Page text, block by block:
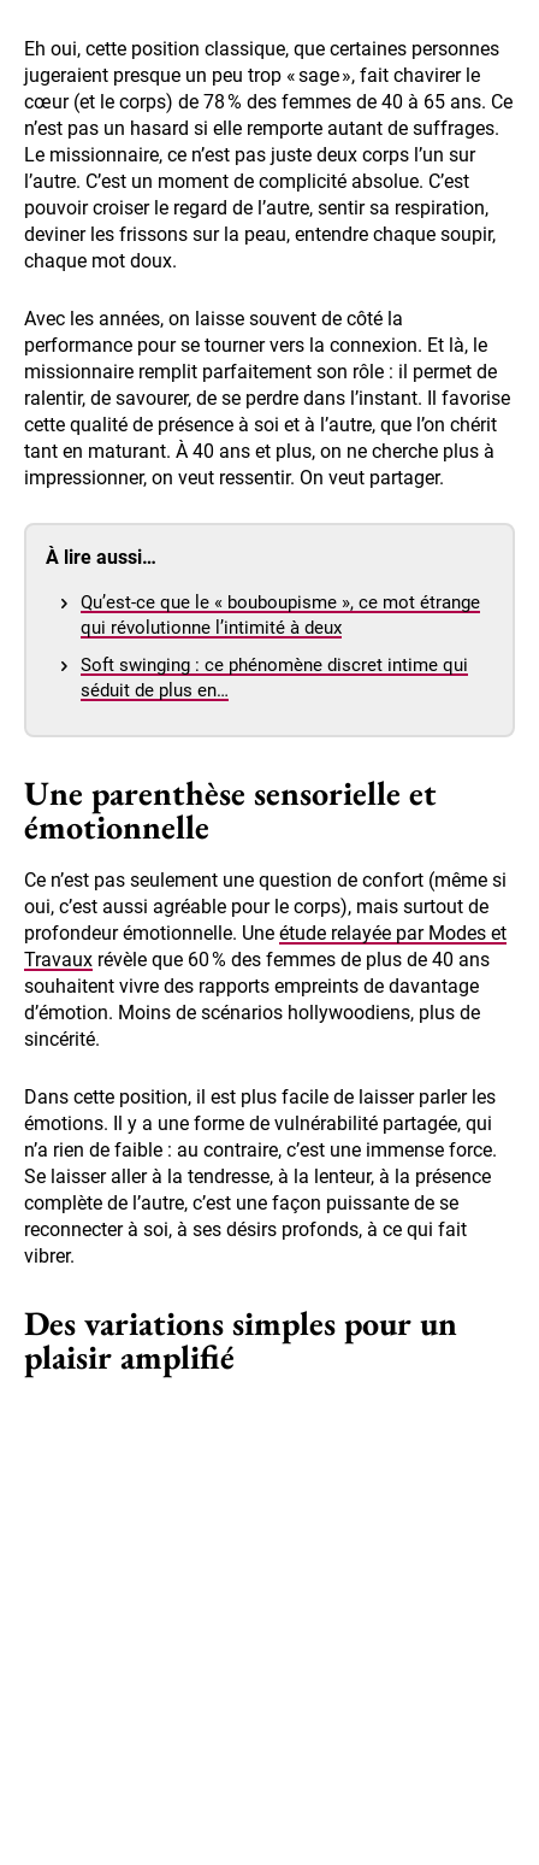
Eh oui, cette position classique, que certaines personnes
jugeraient presque un peu trop « sage », fait chavirer le
cœur (et le corps) de 78 % des femmes de 40 à 65 ans. Ce
n’est pas un hasard si elle remporte autant de suffrages.
Le missionnaire, ce n’est pas juste deux corps l’un sur
l’autre. C’est un moment de complicité absolue. C’est
pouvoir croiser le regard de l’autre, sentir sa respiration,
deviner les frissons sur la peau, entendre chaque soupir,
chaque mot doux.
Avec les années, on laisse souvent de côté la
performance pour se tourner vers la connexion. Et là, le
missionnaire remplit parfaitement son rôle : il permet de
ralentir, de savourer, de se perdre dans l’instant. Il favorise
cette qualité de présence à soi et à l’autre, que l’on chérit
tant en maturant. À 40 ans et plus, on ne cherche plus à
impressionner, on veut ressentir. On veut partager.
À lire aussi…
Qu’est-ce que le « bouboupisme », ce mot étrange
qui révolutionne l’intimité à deux
Soft swinging : ce phénomène discret intime qui
séduit de plus en…
Une parenthèse sensorielle et
émotionnelle
Ce n’est pas seulement une question de confort (même si
oui, c’est aussi agréable pour le corps), mais surtout de
profondeur émotionnelle. Une étude relayée par Modes et
Travaux révèle que 60 % des femmes de plus de 40 ans
souhaitent vivre des rapports empreints de davantage
d’émotion. Moins de scénarios hollywoodiens, plus de
sincérité.
Dans cette position, il est plus facile de laisser parler les
émotions. Il y a une forme de vulnérabilité partagée, qui
n’a rien de faible : au contraire, c’est une immense force.
Se laisser aller à la tendresse, à la lenteur, à la présence
complète de l’autre, c’est une façon puissante de se
reconnecter à soi, à ses désirs profonds, à ce qui fait
vibrer.
Des variations simples pour un
plaisir amplifié